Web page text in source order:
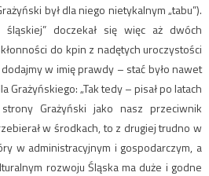
był dla niego nietykalnym „tabu”).
śląskiej” doczekał się więc aż dwóch
do kpin z nadętych uroczystości
w imię prawdy – stać było nawet
Grażyńskiego: „Tak tedy – pisał po latach
Grażyński jako nasz przeciwnik
w środkach, to z drugiej trudno w
w administracyjnym i gospodarczym, a
rozwoju Śląska ma duże i godne